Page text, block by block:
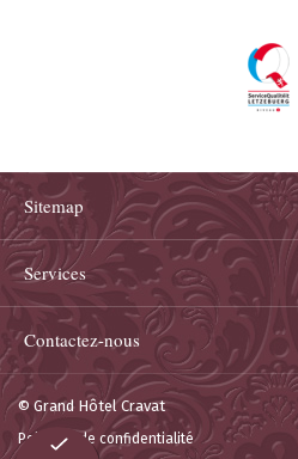
Sitemap
Services
Contactez-nous
© Grand Hôtel Cravat
Politique de confidentialité